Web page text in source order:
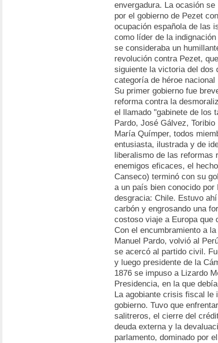
envergadura. La ocasión
por el gobierno de Pezet
ocupación española de las
como líder de la
se consideraba un
revolución contra Pezet,
siguiente la victoria del dos
categoría de héroe nacional
Su primer gobierno fue
reforma contra la
el llamado "gabinete de los
Pardo, José Gálvez,
María Químper, todos
entusiasta, ilustrada y de
liberalismo de las reformas
enemigos eficaces, el
Canseco) terminó con su
a un país bien conocido
desgracia: Chile. Estuvo
carbón y engrosando una
costoso viaje a Europa que
Con el encumbramiento a
Manuel Pardo, volvió al
se acercó al partido civil.
y luego presidente de la
1876 se impuso a Lizardo
Presidencia, en la que
La agobiante crisis fiscal le
gobierno. Tuvo que
salitreros, el cierre del
deuda externa y la
parlamento, dominado por